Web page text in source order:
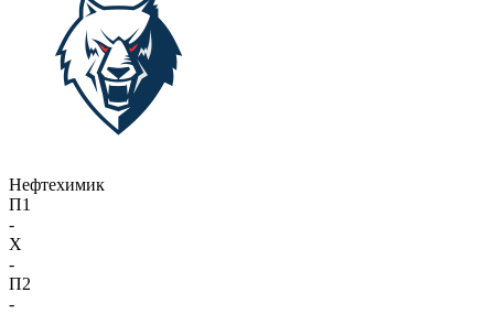
Нефтехимик
П1
-
X
-
П2
-